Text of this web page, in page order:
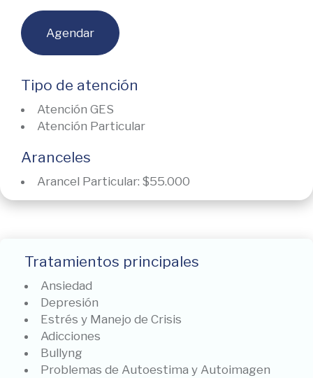
Agendar
Tipo de atención
Atención GES
Atención Particular
Aranceles
Arancel Particular: $55.000
Tratamientos principales
Ansiedad
Depresión
Estrés y Manejo de Crisis
Adicciones
Bullyng
Problemas de Autoestima y Autoimagen